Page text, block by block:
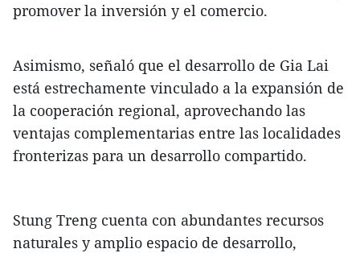
promover la inversión y el comercio.
Asimismo, señaló que el desarrollo de Gia Lai
está estrechamente vinculado a la expansión de
la cooperación regional, aprovechando las
ventajas complementarias entre las localidades
fronterizas para un desarrollo compartido.
Stung Treng cuenta con abundantes recursos
naturales y amplio espacio de desarrollo,